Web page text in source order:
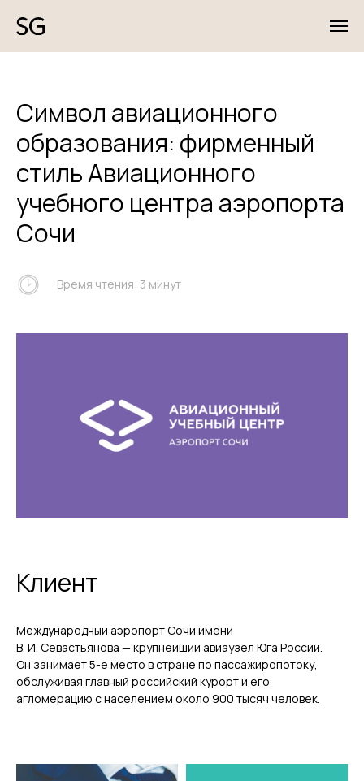
Символ авиационного
образования: фирменный
стиль Авиационного
учебного центра аэропорта
Сочи
Время чтения: 3 минут
Клиент
Международный аэропорт Сочи имени
В. И. Севастьянова — крупнейший авиаузел Юга России.
Он занимает 5-е место в стране по пассажиропотоку,
обслуживая главный российский курорт и его
агломерацию с населением около 900 тысяч человек.